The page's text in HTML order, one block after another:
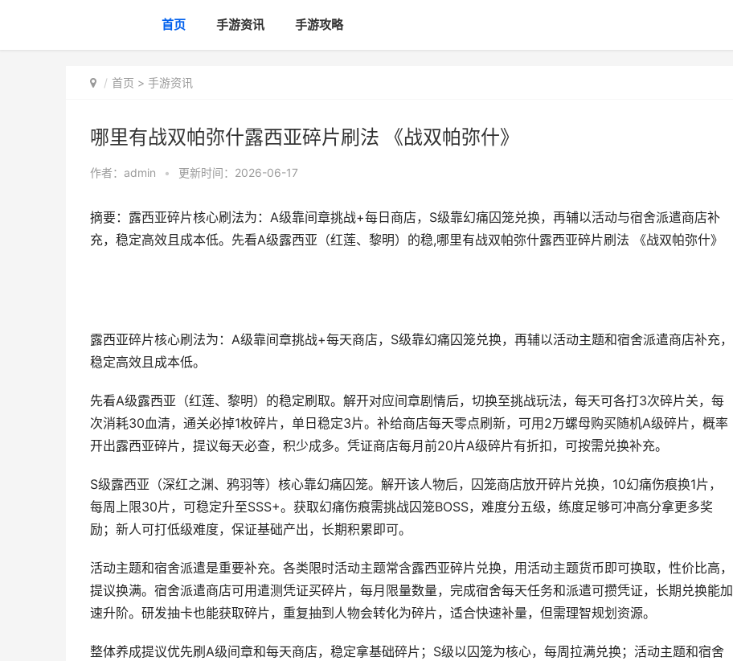
首页 手游资讯 手游攻略
首页 > 手游资讯
哪里有战双帕弥什露西亚碎片刷法 《战双帕弥什》
作者： admin • 更新时间：2026-06-17
摘要：露西亚碎片核心刷法为：A级靠间章挑战+每日商店，S级靠幻痛囚笼兑换，再辅以活动与宿舍派遣商店补
充，稳定高效且成本低。先看A级露西亚（红莲、黎明）的稳,哪里有战双帕弥什露西亚碎片刷法 《战双帕弥什》
露西亚碎片核心刷法为：A级靠间章挑战+每天商店，S级靠幻痛囚笼兑换，再辅以活动主题和宿舍派遣商店补充，
稳定高效且成本低。
先看A级露西亚（红莲、黎明）的稳定刷取。解开对应间章剧情后，切换至挑战玩法，每天可各打3次碎片关，每
次消耗30血清，通关必掉1枚碎片，单日稳定3片。补给商店每天零点刷新，可用2万螺母购买随机A级碎片，概率
开出露西亚碎片，提议每天必查，积少成多。凭证商店每月前20片A级碎片有折扣，可按需兑换补充。
S级露西亚（深红之渊、鸦羽等）核心靠幻痛囚笼。解开该人物后，囚笼商店放开碎片兑换，10幻痛伤痕换1片，
每周上限30片，可稳定升至SSS+。获取幻痛伤痕需挑战囚笼BOSS，难度分五级，练度足够可冲高分拿更多奖
励；新人可打低级难度，保证基础产出，长期积累即可。
活动主题和宿舍派遣是重要补充。各类限时活动主题常含露西亚碎片兑换，用活动主题货币即可换取，性价比高，
提议换满。宿舍派遣商店可用遣测凭证买碎片，每月限量数量，完成宿舍每天任务和派遣可攒凭证，长期兑换能加
速升阶。研发抽卡也能获取碎片，重复抽到人物会转化为碎片，适合快速补量，但需理智规划资源。
整体养成提议优先刷A级间章和每天商店，稳定拿基础碎片；S级以囚笼为核心，每周拉满兑换；活动主题和宿舍